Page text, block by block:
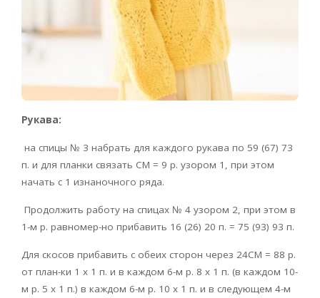
Рукава:
на спицы № 3 набрать для каждого рукава по 59 (67) 73
п. и для планки связать CM = 9 р. узором 1, при этом
начать с 1 изнаночного ряда.
Продолжить работу на спицах № 4 узором 2, при этом в
1-м р. равномер-но прибавить 16 (26) 20 п. = 75 (93) 93 п.
Для скосов прибавить с обеих сторон через 24CM = 88 р.
от план-ки 1 х 1 п. и в каждом 6-м р. 8 х 1 п. (в каждом 10-
м р. 5 х 1 п.) в каждом 6-м р. 10 х 1 п. и в следующем 4-м